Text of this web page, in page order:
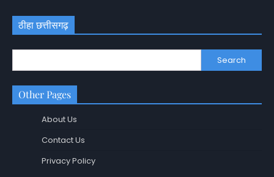
ठीहा छत्तीसगढ़
Search
Other Pages
About Us
Contact Us
Privacy Policy